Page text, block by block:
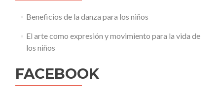
Beneficios de la danza para los niños
El arte como expresión y movimiento para la vida de
los niños
FACEBOOK